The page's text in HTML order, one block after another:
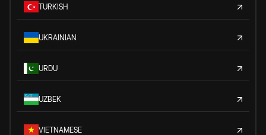
TURKISH
UKRAINIAN
URDU
UZBEK
VIETNAMESE